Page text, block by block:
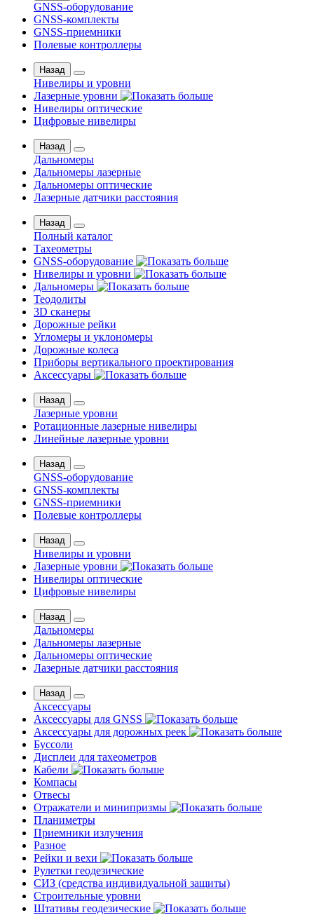
GNSS-оборудование
GNSS-комплекты
GNSS-приемники
Полевые контроллеры
Назад
Нивелиры и уровни
Лазерные уровни
Нивелиры оптические
Цифровые нивелиры
Назад
Дальномеры
Дальномеры лазерные
Дальномеры оптические
Лазерные датчики расстояния
Назад
Полный каталог
Тахеометры
GNSS-оборудование
Нивелиры и уровни
Дальномеры
Теодолиты
3D сканеры
Дорожные рейки
Угломеры и уклономеры
Дорожные колеса
Приборы вертикального проектирования
Аксессуары
Назад
Лазерные уровни
Ротационные лазерные нивелиры
Линейные лазерные уровни
Назад
GNSS-оборудование
GNSS-комплекты
GNSS-приемники
Полевые контроллеры
Назад
Нивелиры и уровни
Лазерные уровни
Нивелиры оптические
Цифровые нивелиры
Назад
Дальномеры
Дальномеры лазерные
Дальномеры оптические
Лазерные датчики расстояния
Назад
Аксессуары
Аксессуары для GNSS
Аксессуары для дорожных реек
Буссоли
Дисплеи для тахеометров
Кабели
Компасы
Отвесы
Отражатели и минипризмы
Планиметры
Приемники излучения
Разное
Рейки и вехи
Рулетки геодезические
СИЗ (средства индивидуальной защиты)
Строительные уровни
Штативы геодезические